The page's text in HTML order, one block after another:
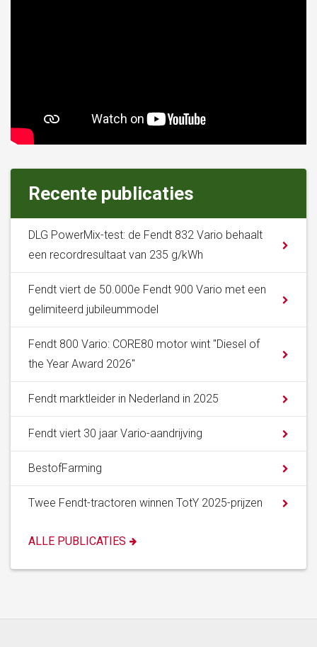
Recente publicaties
DLG PowerMix-test: de Fendt 832 Vario behaalt
een recordresultaat van 235 g/kWh
Fendt viert de 50.000e Fendt 900 Vario met een
gelimiteerd jubileummodel
Fendt 800 Vario: CORE80 motor wint "Diesel of
the Year Award 2026"
Fendt marktleider in Nederland in 2025
Fendt viert 30 jaar Vario-aandrijving
BestofFarming
Twee Fendt-tractoren winnen TotY 2025-prijzen
ALLE PUBLICATIES